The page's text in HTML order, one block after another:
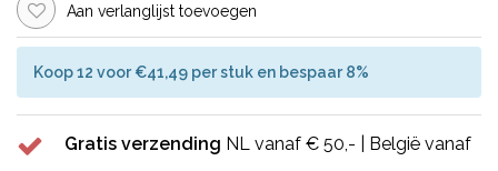
Aan verlanglijst toevoegen
Koop 12 voor €41,49 per stuk en bespaar 8%
Gratis verzending NL vanaf € 50,- | België vanaf